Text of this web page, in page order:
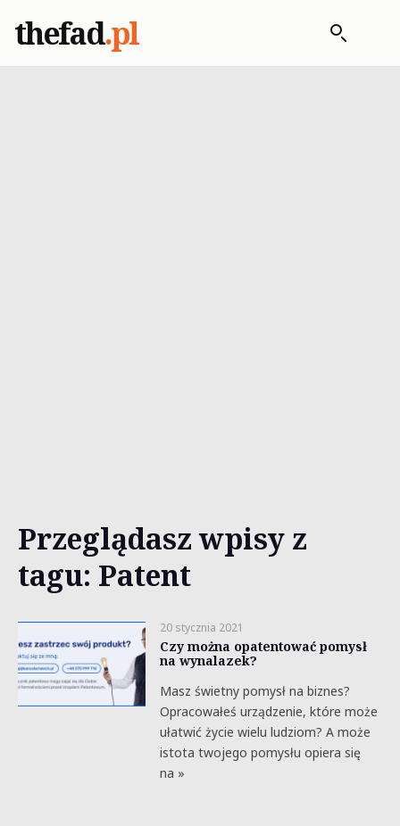
thefad.pl
Przeglądasz wpisy z
tagu: Patent
20 stycznia 2021
Czy można opatentować pomysł
na wynalazek?
Masz świetny pomysł na biznes?
Opracowałeś urządzenie, które może
ułatwić życie wielu ludziom? A może
istota twojego pomysłu opiera się
na »